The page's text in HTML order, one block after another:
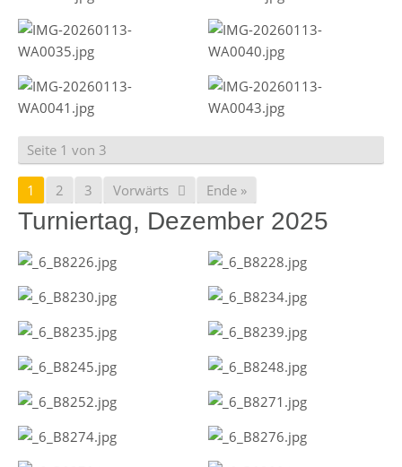
Seite 1 von 3
1 2 3 Vorwärts Ende »
Turniertag, Dezember 2025